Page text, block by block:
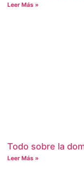
Leer Más »
Todo sobre la
Leer Más »